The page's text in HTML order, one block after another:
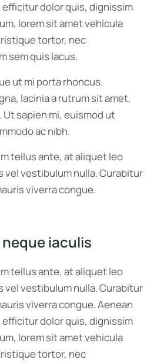
efficitur dolor quis, dignissim
lorem sit amet vehicula
tortor, nec
sem quis lacus.
ut mi porta rhoncus.
lacinia a rutrum sit amet,
Ut sapien mi, euismod ut
ac nibh.
tellus ante, at aliquet leo
vel vestibulum nulla. Curabitur
viverra congue.
iaculis
tellus ante, at aliquet leo
vel vestibulum nulla. Curabitur
viverra congue. Aenean
efficitur dolor quis, dignissim
lorem sit amet vehicula
tortor, nec